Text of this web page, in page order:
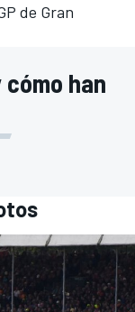
de Gran
cómo han